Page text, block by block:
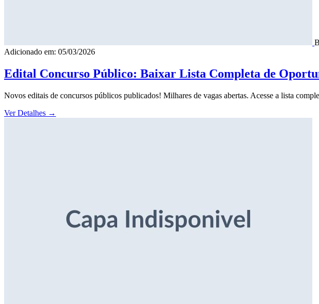
Adicionado em: 05/03/2026
Edital Concurso Público: Baixar Lista Completa de
Novos editais de concursos públicos publicados! Milhares de vagas abertas. Acesse a lista
Ver Detalhes →